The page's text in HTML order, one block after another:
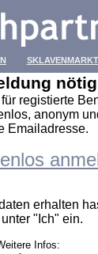
SKLAVENMARKT
nötig
registierte
anonym
Emailadresse.
erhalten
unter "Ich" ein.
Infos: